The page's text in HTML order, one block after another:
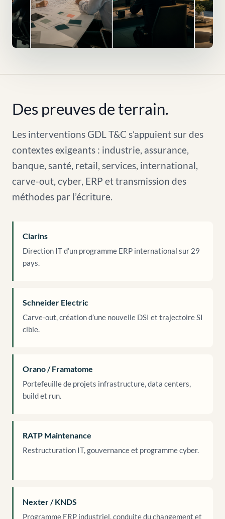
Des preuves de terrain.
Les interventions GDL T&C s’appuient sur des
contextes exigeants : industrie, assurance,
banque, santé, retail, services, international,
carve-out, cyber, ERP et transmission des
méthodes par l’écriture.
Clarins
Direction IT d’un programme ERP international sur 29
pays.
Schneider Electric
Carve-out, création d’une nouvelle DSI et trajectoire SI
cible.
Orano / Framatome
Portefeuille de projets infrastructure, data centers,
build et run.
RATP Maintenance
Restructuration IT, gouvernance et programme cyber.
Nexter / KNDS
Programme ERP industriel, conduite du changement et